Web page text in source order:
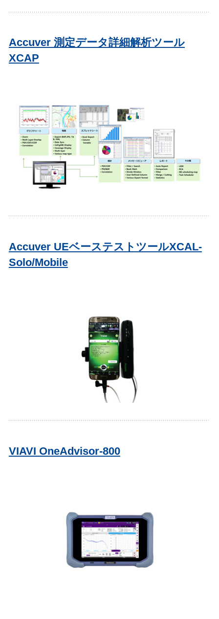
Accuver 測定データ詳細解析ツール
XCAP
Accuver UEベーステストツールXCAL-
Solo/Mobile
VIAVI OneAdvisor-800